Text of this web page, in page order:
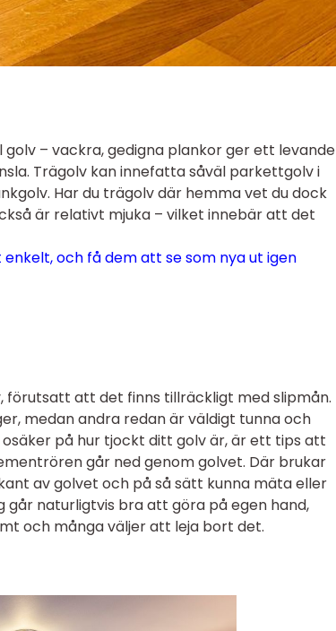
– vackra, gedigna plankor ger ett levande
Trägolv kan innefatta såväl parkettgolv i
Har du trägolv där hemma vet du dock
är relativt mjuka – vilket innebär att det
och få dem att se som nya ut igen
förutsatt att det finns tillräckligt med slipmån.
medan andra redan är väldigt tunna och
på hur tjockt ditt golv är, är ett tips att
går ned genom golvet. Där brukar
av golvet och på så sätt kunna mäta eller
går naturligtvis bra att göra på egen hand,
och många väljer att leja bort det.